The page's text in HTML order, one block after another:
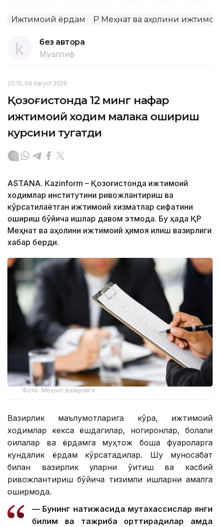
Ижтимоий ёрдам ҚР Меҳнат ва аҳолини
без автора
Муаллиф
20:10, 06 Август 2026
Қозоғистонда 12 минг нафар
ижтимоий ходим малака ошириш
курсини тугатди
ASTANА. Кazinform – Қозоғистонда ижтимоий
ходимлар институтини ривожлантириш ва
кўрсатилаётган ижтимоий хизматлар сифатини
ошириш бўйича ишлар давом этмоқда. Бу ҳақда ҚР
Меҳнат ва аҳолини ижтимоий ҳимоя қилиш вазирлиги
хабар берди.
Фото: Меҳнат вазирлиги
Вазирлик маълумотларига кўра, ижтимоий
ходимлар кекса ёшдагилар, ногиронлар, болали
оилалар ва ёрдамга муҳтож бошқа фуқароларга
кундалик ёрдам кўрсатадилар. Шу муносабат
билан вазирлик уларни ўқитиш ва касбий
ривожлантириш бўйича тизимли ишларни амалга
оширмоқда.
— Бунинг натижасида мутахассислар янги
билим ва тажриба орттирадилар ҳамда